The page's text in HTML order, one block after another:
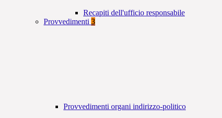
Recapiti dell'ufficio responsabile
Provvedimenti 3
Provvedimenti organi indirizzo-politico